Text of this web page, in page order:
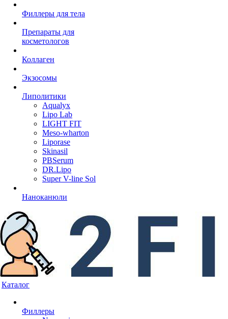
Филлеры для тела
Препараты для
косметологов
Коллаген
Экзосомы
Липолитики
Aqualyx
Lipo Lab
LIGHT FIT
Meso-wharton
Liporase
Skinasil
PBSerum
DR.Lipo
Super V-line Sol
Наноканюли
Каталог
Филлеры